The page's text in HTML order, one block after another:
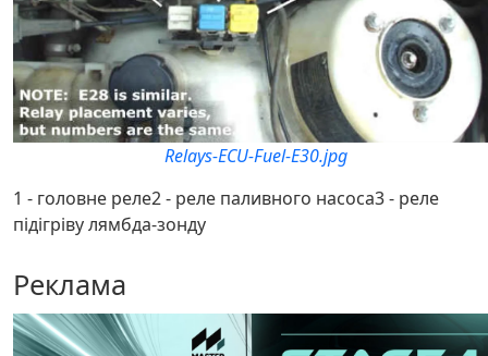
Relays-ECU-Fuel-E30.jpg
1 - головне реле2 - реле паливного насоса3 - реле
підігріву лямбда-зонду
Реклама